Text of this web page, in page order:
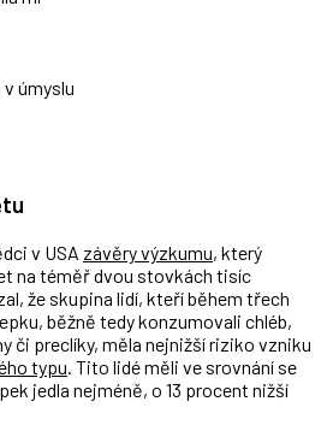
úmyslu
v USA závěry výzkumu, který
na téměř dvou stovkách tisíc
že skupina lidí, kteří během třech
běžně tedy konzumovali chléb,
či preclíky, měla nejnižší riziko vzniku
typu . Tito lidé měli ve srovnání se
jedla nejméně, o 13 procent nižší